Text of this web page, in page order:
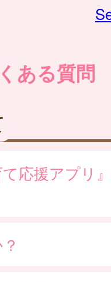
ある質問
て応援アプリ